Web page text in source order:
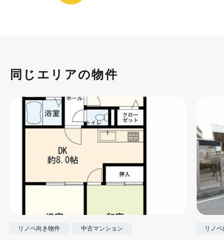
同じエリアの物件
リノベ向き物件 中古マンション リノ